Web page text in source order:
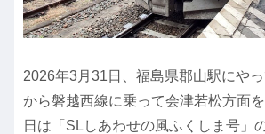
2026年3月31日、福島県郡山駅にや
から磐越西線に乗って会津若松方面
日は「SLしあわせの風ふくしま号」